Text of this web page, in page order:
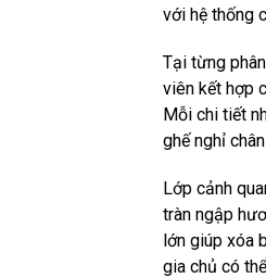
với hệ thống
Tại từng
viên kết hợp
Mỗi chi tiết
ghế nghỉ
Lớp cảnh
tràn ngập
lớn giúp xóa
gia chủ có